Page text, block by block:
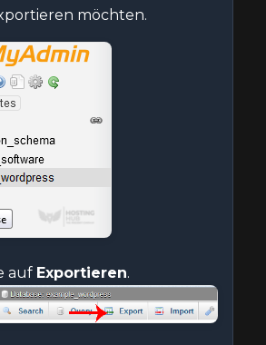
möchten.
auf Exportieren.